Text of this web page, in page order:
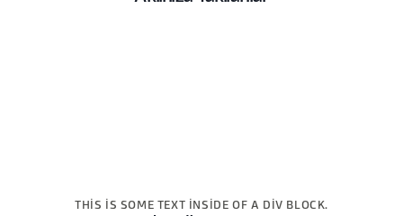
THIS IS SOME TEXT INSIDE OF A DIV BLOCK.